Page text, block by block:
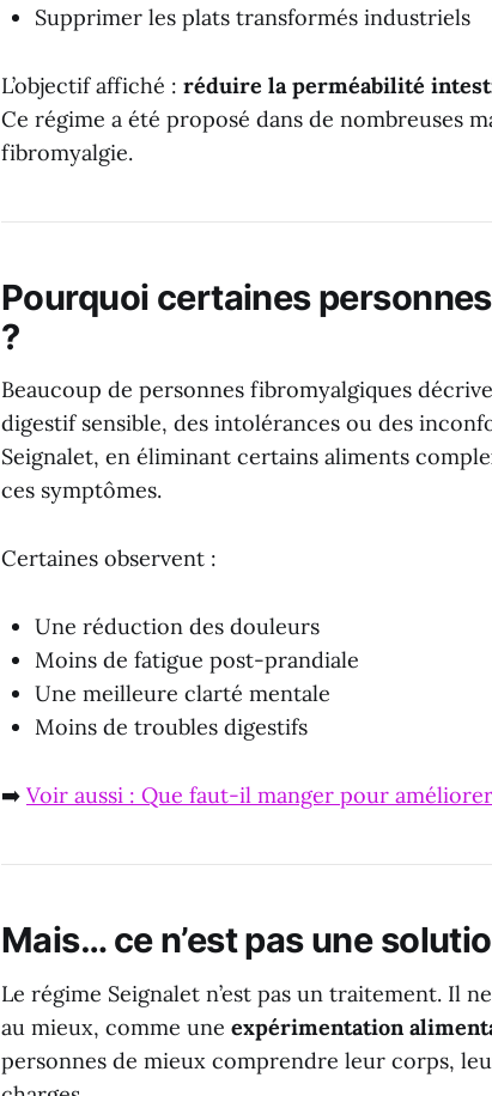
Supprimer les plats transformés industriels
L’objectif affiché : réduire la perméabilité
Ce régime a été proposé dans de nombreuses
fibromyalgie.
Pourquoi certaines
?
Beaucoup de personnes fibromyalgiques
digestif sensible, des intolérances ou des
Seignalet, en éliminant certains aliments
ces symptômes.
Certaines observent :
Une réduction des douleurs
Moins de fatigue post-prandiale
Une meilleure clarté mentale
Moins de troubles digestifs
➡️ Voir aussi : Que faut-il manger pour
Mais… ce n’est pas une
Le régime Seignalet n’est pas un traitement. Il
au mieux, comme une expérimentation
personnes de mieux comprendre leur corps,